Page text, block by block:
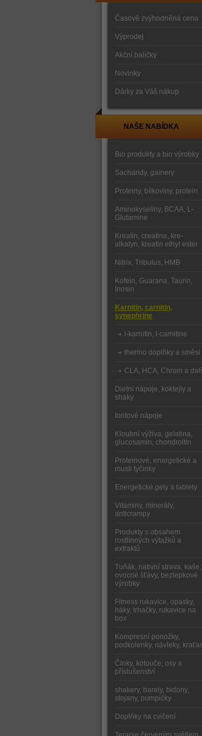
Časově zvýhodněná cena
Výprodej
Akční balíčky
Novinky
Dárky za Váš nákup
NAŠE NABÍDKA
Bio produkty a bio výrobky
Sacharidy, gainery
Proteiny, bílkoviny, protein
Aminokyseliny, BCAA, L-
Glutamine
Kreatin, creatine, kre-
alkalyn, kreatin ethyl ester
Nitrix, Tribulus, HMB
Kofein, Guarana, Taurin,
Inosin
Karnitin, carnitin,
synephrine
l-karnitin, l-carnitine
thermo doplňky a směsi
CLA, HCA, Chrom a
Dietní nápoje, koktejly a
shaky
Iontové nápoje
Kloubní výživa, gelatina,
glucosamin, chondroitin
Proteinové, energetické a
musli tyčinky
Energetické gely a tablety
Vitaminy, minerály,
anticrampy
Produkty s obsahem
rostlinných výtažků a
extraktů
Tuňák, nativní strava, kaše,
ovocné šťávy, bezlepkové
výrobky
Fitness rukavice, opasky,
háky, trhačky, rukavice na
box
Kompresní ponožky,
podkolenky, návleky,
Činky, kotouče, osy a
příslušenství
shakery, barely, bidony,
stojany, pumpičky
Doplňky na cvičení